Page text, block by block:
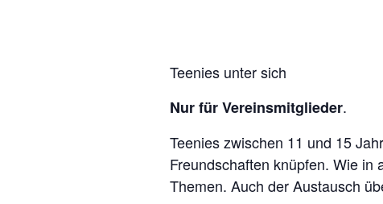
Teenies unter sich
Nur für Vereinsmitglieder.
Teenies zwischen 11 und 15
Freundschaften knüpfen. Wie in
Themen. Auch der Austausch